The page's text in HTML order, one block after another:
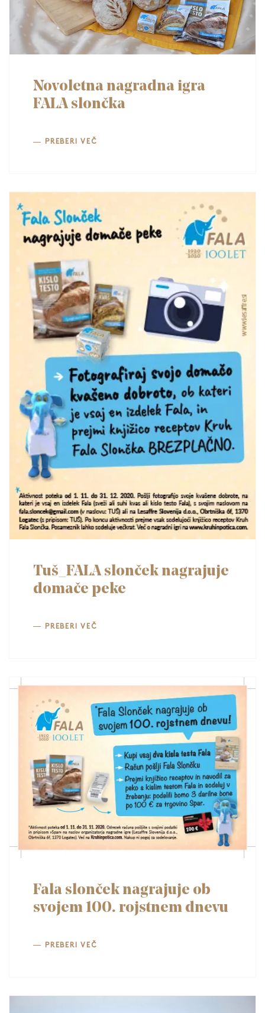
Novoletna nagradna igra
FALA slončka
PREBERI VEČ
Tuš_FALA slonček nagrajuje
domače peke
PREBERI VEČ
Fala slonček nagrajuje ob
svojem 100. rojstnem dnevu
PREBERI VEČ